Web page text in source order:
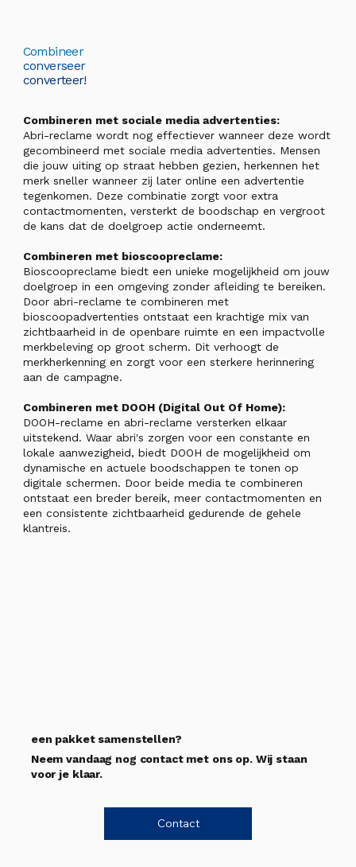
Combineer
converseer
converteer!
Combineren met sociale media advertenties:
Abri-reclame wordt nog effectiever wanneer deze wordt
gecombineerd met sociale media advertenties. Mensen
die jouw uiting op straat hebben gezien, herkennen het
merk sneller wanneer zij later online een advertentie
tegenkomen. Deze combinatie zorgt voor extra
contactmomenten, versterkt de boodschap en vergroot
de kans dat de doelgroep actie onderneemt.
Combineren met bioscoopreclame:
Bioscoopreclame biedt een unieke mogelijkheid om jouw
doelgroep in een omgeving zonder afleiding te bereiken.
Door abri-reclame te combineren met
bioscoopadvertenties ontstaat een krachtige mix van
zichtbaarheid in de openbare ruimte en een impactvolle
merkbeleving op groot scherm. Dit verhoogt de
merkherkenning en zorgt voor een sterkere herinnering
aan de campagne.
Combineren met DOOH (Digital Out Of Home):
DOOH-reclame en abri-reclame versterken elkaar
uitstekend. Waar abri's zorgen voor een constante en
lokale aanwezigheid, biedt DOOH de mogelijkheid om
dynamische en actuele boodschappen te tonen op
digitale schermen. Door beide media te combineren
ontstaat een breder bereik, meer contactmomenten en
een consistente zichtbaarheid gedurende de gehele
klantreis.
een pakket samenstellen?
Neem vandaag nog contact met ons op. Wij staan
voor je klaar.
Contact